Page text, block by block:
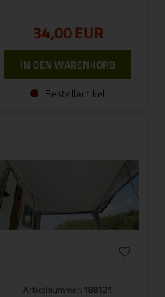
34,00EUR
Bestellartikel
Artikelnummer: 188121